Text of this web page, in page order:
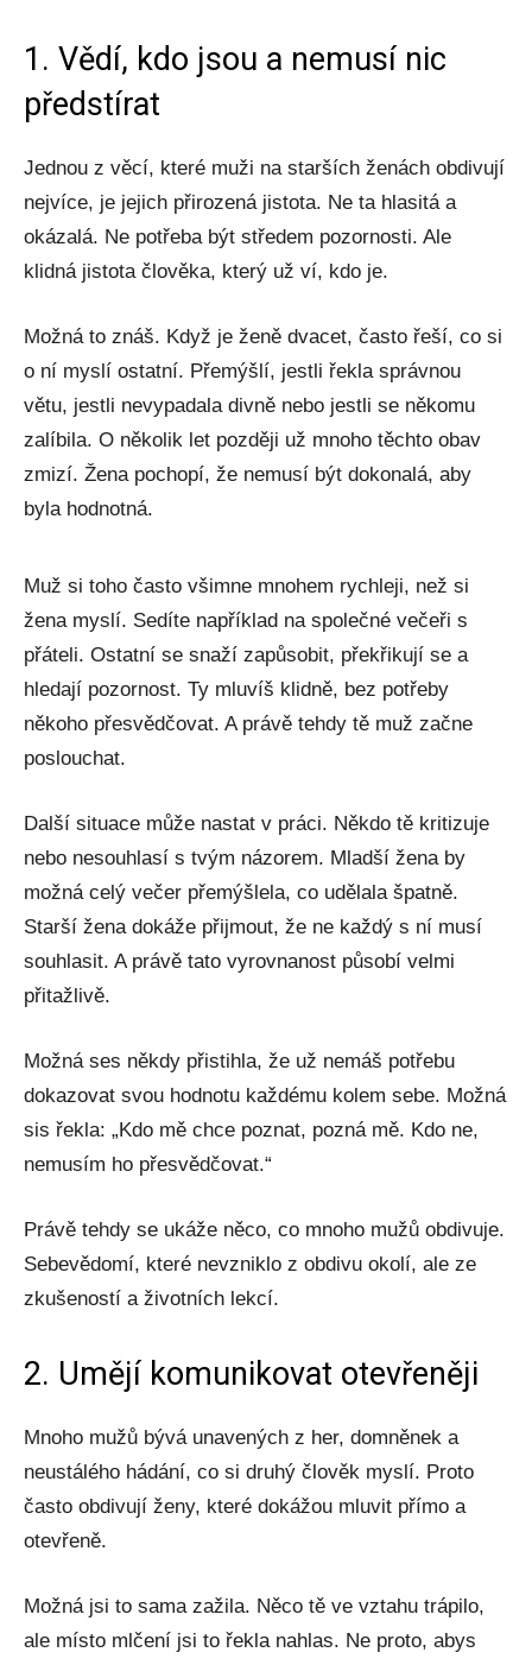
1. Vědí, kdo jsou a nemusí nic
předstírat
Jednou z věcí, které muži na starších ženách obdivují
nejvíce, je jejich přirozená jistota. Ne ta hlasitá a
okázalá. Ne potřeba být středem pozornosti. Ale
klidná jistota člověka, který už ví, kdo je.
Možná to znáš. Když je ženě dvacet, často řeší, co si
o ní myslí ostatní. Přemýšlí, jestli řekla správnou
větu, jestli nevypadala divně nebo jestli se někomu
zalíbila. O několik let později už mnoho těchto obav
zmizí. Žena pochopí, že nemusí být dokonalá, aby
byla hodnotná.
Muž si toho často všimne mnohem rychleji, než si
žena myslí. Sedíte například na společné večeři s
přáteli. Ostatní se snaží zapůsobit, překřikují se a
hledají pozornost. Ty mluvíš klidně, bez potřeby
někoho přesvědčovat. A právě tehdy tě muž začne
poslouchat.
Další situace může nastat v práci. Někdo tě kritizuje
nebo nesouhlasí s tvým názorem. Mladší žena by
možná celý večer přemýšlela, co udělala špatně.
Starší žena dokáže přijmout, že ne každý s ní musí
souhlasit. A právě tato vyrovnanost působí velmi
přitažlivě.
Možná ses někdy přistihla, že už nemáš potřebu
dokazovat svou hodnotu každému kolem sebe. Možná
sis řekla: „Kdo mě chce poznat, pozná mě. Kdo ne,
nemusím ho přesvědčovat.“
Právě tehdy se ukáže něco, co mnoho mužů obdivuje.
Sebevědomí, které nevzniklo z obdivu okolí, ale ze
zkušeností a životních lekcí.
2. Umějí komunikovat otevřeněji
Mnoho mužů bývá unavených z her, domněnek a
neustálého hádání, co si druhý člověk myslí. Proto
často obdivují ženy, které dokážou mluvit přímo a
otevřeně.
Možná jsi to sama zažila. Něco tě ve vztahu trápilo,
ale místo mlčení jsi to řekla nahlas. Ne proto, abys